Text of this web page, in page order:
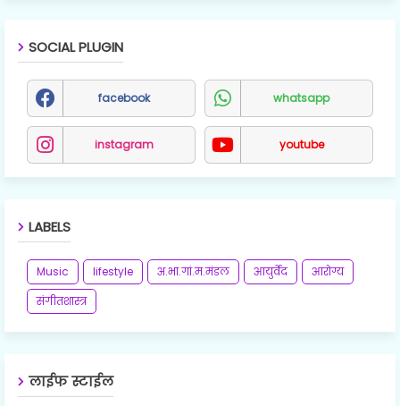
SOCIAL PLUGIN
facebook whatsapp
instagram youtube
LABELS
Music lifestyle अ.भा.गां.म.मंडल आयुर्वेद
आरोग्य
संगीतशास्त्र
लाईफ स्टाईल